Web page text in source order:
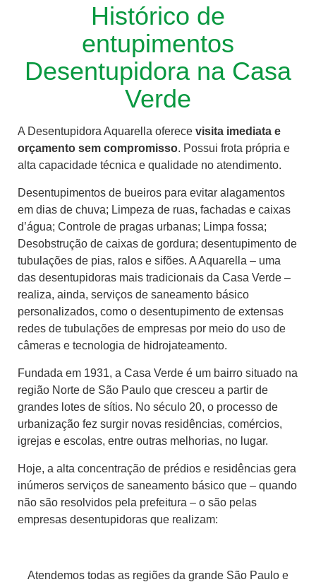
Histórico de
entupimentos
Desentupidora na Casa
Verde
A Desentupidora Aquarella oferece visita imediata e
orçamento sem compromisso. Possui frota própria e
alta capacidade técnica e qualidade no atendimento.
Desentupimentos de bueiros para evitar alagamentos
em dias de chuva; Limpeza de ruas, fachadas e caixas
d’água; Controle de pragas urbanas; Limpa fossa;
Desobstrução de caixas de gordura; desentupimento de
tubulações de pias, ralos e sifões. A Aquarella – uma
das desentupidoras mais tradicionais da Casa Verde –
realiza, ainda, serviços de saneamento básico
personalizados, como o desentupimento de extensas
redes de tubulações de empresas por meio do uso de
câmeras e tecnologia de hidrojateamento.
Fundada em 1931, a Casa Verde é um bairro situado na
região Norte de São Paulo que cresceu a partir de
grandes lotes de sítios. No século 20, o processo de
urbanização fez surgir novas residências, comércios,
igrejas e escolas, entre outras melhorias, no lugar.
Hoje, a alta concentração de prédios e residências gera
inúmeros serviços de saneamento básico que – quando
não são resolvidos pela prefeitura – o são pelas
empresas desentupidoras que realizam:
Atendemos todas as regiões da grande São Paulo e